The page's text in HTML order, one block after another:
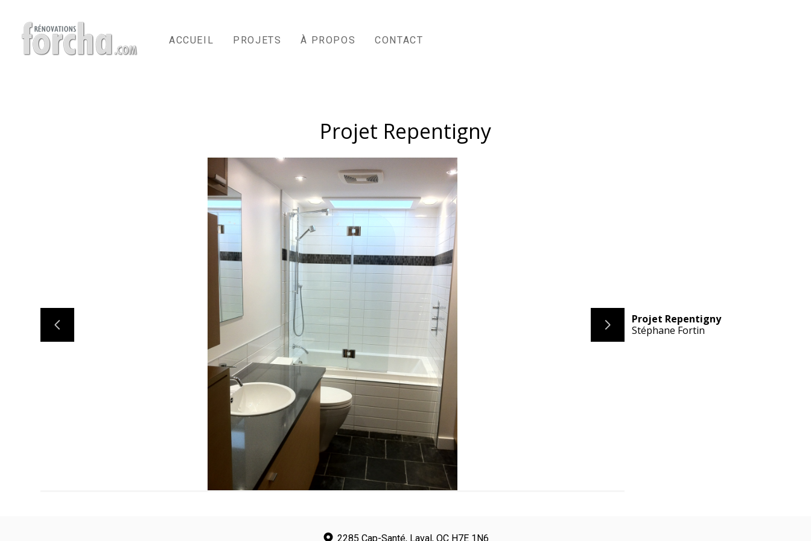
contenu
principal
ACCUEIL PROJETS À PROPOS CONTACT
Projet Repentigny
Projet Repentigny
Stéphane Fortin
2285 Cap-Santé, Laval, QC H7E 1N6